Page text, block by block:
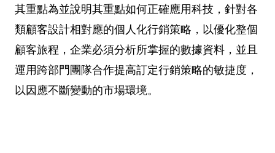
其重點為並說明其重點如何正確應用科技，針對各
類顧客設計相對應的個人化行銷策略，以優化整個
顧客旅程，企業必須分析所掌握的數據資料，並且
運用跨部門團隊合作提高訂定行銷策略的敏捷度，
以因應不斷變動的市場環境。